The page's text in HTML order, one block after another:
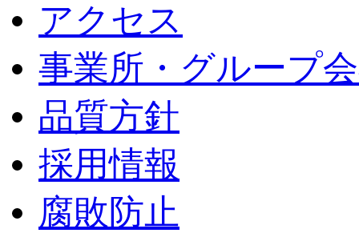
アクセス
事業所・グループ
品質方針
採用情報
腐敗防止